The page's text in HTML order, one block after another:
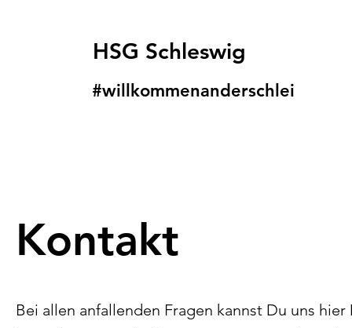
HSG Schleswig
#willkommenanderschlei
Kontakt
Bei allen anfallenden Fragen kannst Du uns